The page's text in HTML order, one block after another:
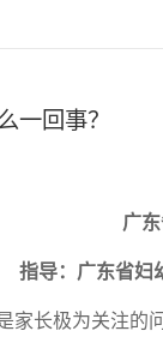
一回事？
广
指导：广东省妇
家长极为关注